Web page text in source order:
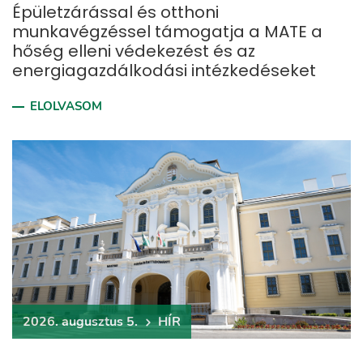
Épületzárással és otthoni
munkavégzéssel támogatja a MATE a
hőség elleni védekezést és az
energiagazdálkodási intézkedéseket
ELOLVASOM
2026. augusztus 5. HÍR